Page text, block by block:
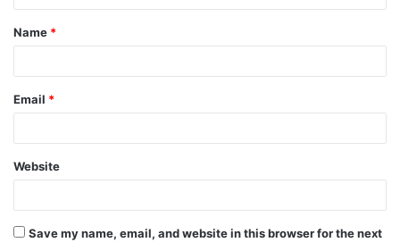
Name *
Email *
Website
Save my name, email, and website in this browser for the next